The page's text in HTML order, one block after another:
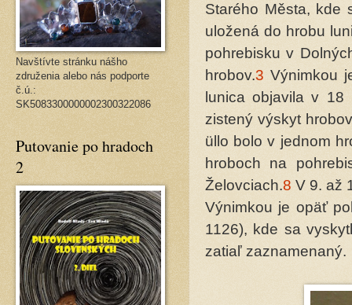
Starého Města, kde
uložená do hrobu
pohrebisku v
hrobov.3 Výnimkou
lunica objavila v 18
zistený výskyt
üllo bolo v jednom
hroboch na
Želovciach.8 V 9. až
Výnimkou je opäť
1126), kde sa
zatiaľ zaznamenaný.
Navštívte stránku nášho
združenia alebo nás podporte
č.ú.:
SK5083300000002300322086
Putovanie po hradoch
2